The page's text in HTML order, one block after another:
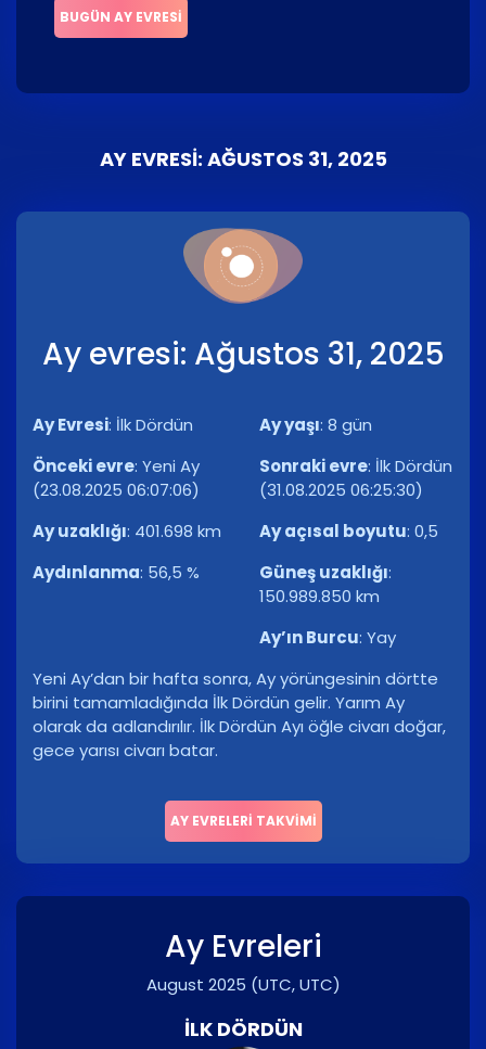
BUGÜN AY EVRESI
AY EVRESI: AĞUSTOS 31, 2025
Ay evresi: Ağustos 31, 2025
Ay Evresi: İlk Dördün
Önceki evre: Yeni Ay
(23.08.2025 06:07:06)
Ay uzaklığı: 401.698 km
Aydınlanma: 56,5 %
Ay yaşı: 8 gün
Sonraki evre: İlk Dördün
(31.08.2025 06:25:30)
Ay açısal boyutu: 0,5
Güneş uzaklığı:
150.989.850 km
Ay’ın Burcu: Yay
Yeni Ay’dan bir hafta sonra, Ay yörüngesinin dörtte
birini tamamladığında İlk Dördün gelir. Yarım Ay
olarak da adlandırılır. İlk Dördün Ayı öğle civarı doğar,
gece yarısı civarı batar.
AY EVRELERI TAKVIMI
Ay Evreleri
August 2025 (UTC, UTC)
İLK DÖRDÜN